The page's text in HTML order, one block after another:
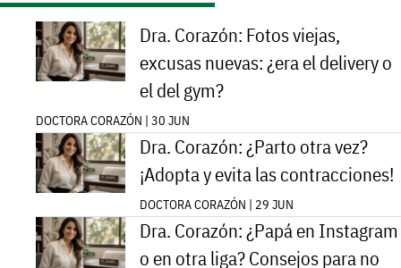
Dra. Corazón: Fotos viejas,
excusas nuevas: ¿era el delivery o
el del gym?
DOCTORA CORAZÓN | 30 JUN
Dra. Corazón: ¿Parto otra vez?
¡Adopta y evita las contracciones!
DOCTORA CORAZÓN | 29 JUN
Dra. Corazón: ¿Papá en Instagram
o en otra liga? Consejos para no